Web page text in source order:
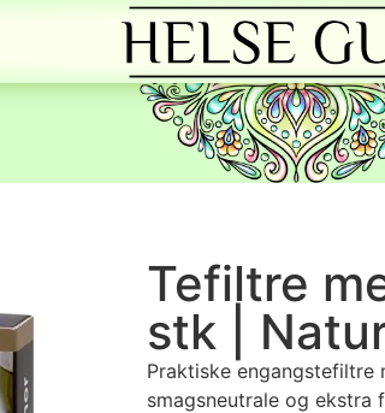
Tefiltre
stk |
Praktiske engangstefiltre
smagsneutrale og ekstra